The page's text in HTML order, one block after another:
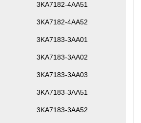
3KA7182-4AA51
3KA7182-4AA52
3KA7183-3AA01
3KA7183-3AA02
3KA7183-3AA03
3KA7183-3AA51
3KA7183-3AA52